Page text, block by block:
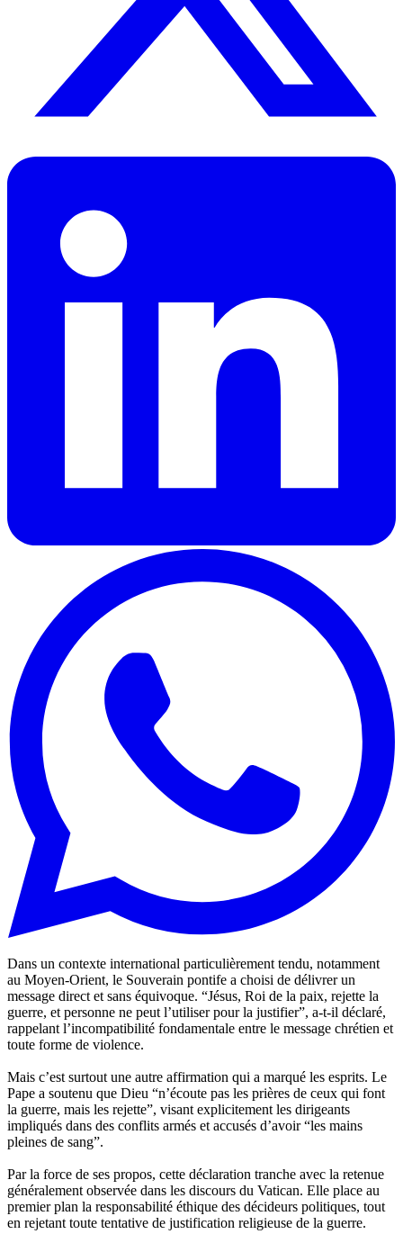
Dans un contexte international particulièrement tendu, notamment
au Moyen-Orient, le Souverain pontife a choisi de délivrer un
message direct et sans équivoque. “Jésus, Roi de la paix, rejette la
guerre, et personne ne peut l’utiliser pour la justifier”, a-t-il déclaré,
rappelant l’incompatibilité fondamentale entre le message chrétien et
toute forme de violence.
Mais c’est surtout une autre affirmation qui a marqué les esprits. Le
Pape a soutenu que Dieu “n’écoute pas les prières de ceux qui font
la guerre, mais les rejette”, visant explicitement les dirigeants
impliqués dans des conflits armés et accusés d’avoir “les mains
pleines de sang”.
Par la force de ses propos, cette déclaration tranche avec la retenue
généralement observée dans les discours du Vatican. Elle place au
premier plan la responsabilité éthique des décideurs politiques, tout
en rejetant toute tentative de justification religieuse de la guerre.